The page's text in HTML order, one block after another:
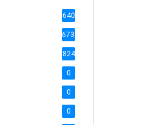
640
6738
824
0
0
0